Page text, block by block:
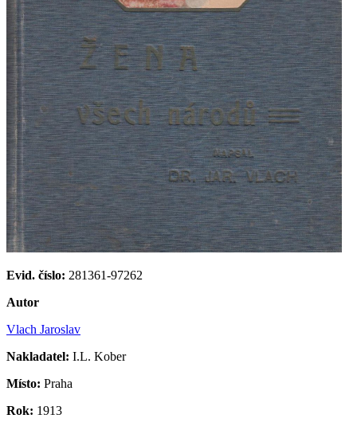
Evid. číslo: 281361-97262
Autor
Vlach Jaroslav
Nakladatel: I.L. Kober
Místo: Praha
Rok: 1913